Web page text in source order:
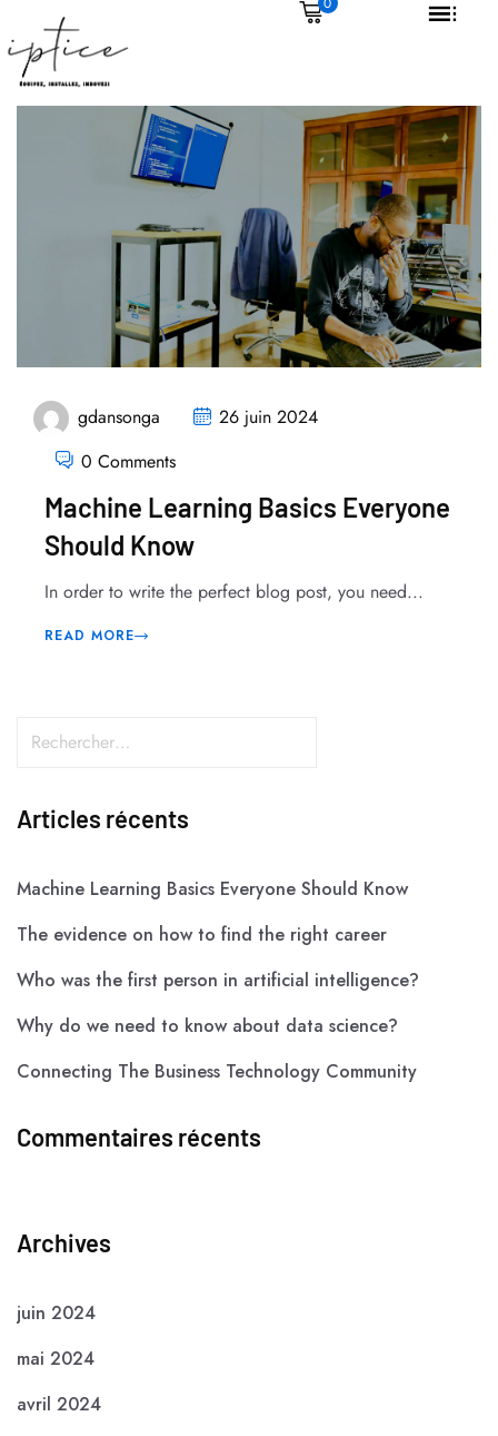
professionnel
et classes mobiles
et modulable
gdansonga
26 juin 2024
0 Comments
Machine Learning Basics Everyone
Should Know
In order to write the perfect blog post, you need...
READ MORE
Articles récents
Machine Learning Basics Everyone Should Know
The evidence on how to find the right career
Who was the first person in artificial intelligence?
Why do we need to know about data science?
Connecting The Business Technology Community
Commentaires récents
Archives
juin 2024
mai 2024
avril 2024